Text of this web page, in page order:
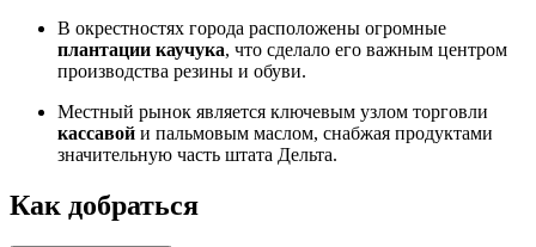
В окрестностях города расположены огромные
плантации каучука, что сделало его важным центром
производства резины и обуви.
Местный рынок является ключевым узлом торговли
кассавой и пальмовым маслом, снабжая продуктами
значительную часть штата Дельта.
Как добраться